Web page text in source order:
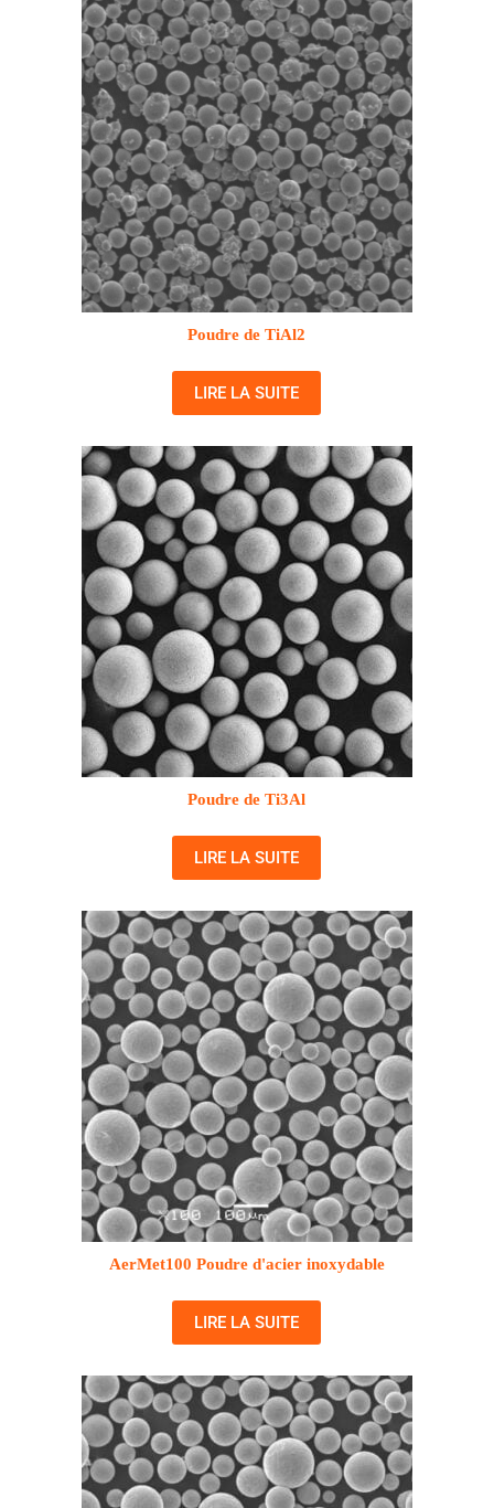
Poudre de TiAl2
LIRE LA SUITE
Poudre de Ti3Al
LIRE LA SUITE
AerMet100 Poudre d'acier inoxydable
LIRE LA SUITE